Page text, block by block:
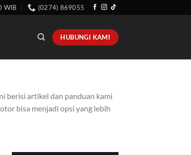
WIB (0274) 869055
HUBUNGI KAMI
berisi artikel dan panduan kami
bisa menjadi opsi yang lebih